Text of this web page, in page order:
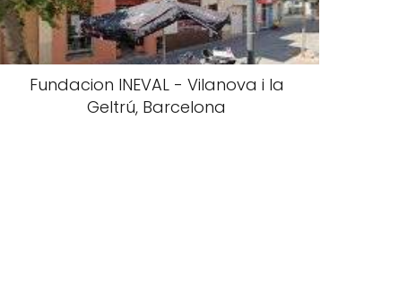
Fundacion INEVAL - Vilanova i la
Geltrú, Barcelona